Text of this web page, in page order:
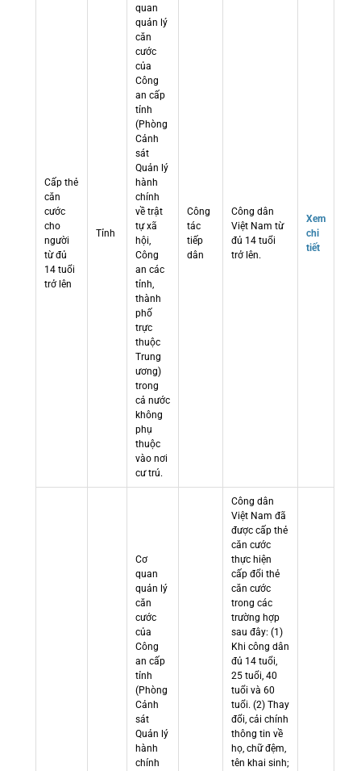
Cấp thẻ
căn
cước
cho
người
từ đủ
14 tuổi
trở lên
Tỉnh
quan
quản lý
căn
cước
của
Công
an cấp
tỉnh
(Phòng
Cảnh
sát
Quản lý
hành
chính
về trật
tự xã
hội,
Công
an các
tỉnh,
thành
phố
trực
thuộc
Trung
ương)
trong
cả nước
không
phụ
thuộc
vào nơi
cư trú.
Công
tác
tiếp
dân
Công dân
Việt Nam từ
đủ 14 tuổi
trở lên.
Xem
chi
tiết
Cơ
quan
quản lý
căn
cước
của
Công
an cấp
tỉnh
(Phòng
Cảnh
sát
Quản lý
hành
chính
Công dân
Việt Nam đã
được cấp thẻ
căn cước
thực hiện
cấp đổi thẻ
căn cước
trong các
trường hợp
sau đây: (1)
Khi công dân
đủ 14 tuổi,
25 tuổi, 40
tuổi và 60
tuổi. (2) Thay
đổi, cải chính
thông tin về
họ, chữ đệm,
tên khai sinh;